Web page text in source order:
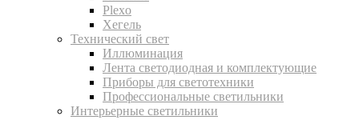
Plexo
Хегель
Технический свет
Иллюминация
Лента светодиодная и комплектующие
Приборы для светотехники
Профессиональные светильники
Интерьерные светильники